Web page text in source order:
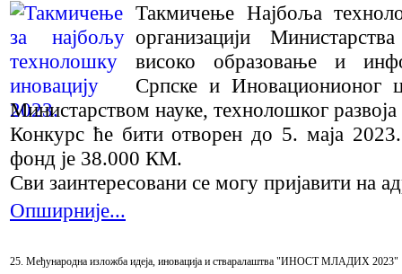
Такмичење Најбоља
организацији
високо образовање и
Српске и Иновационионог
Министарством науке, технолошког
Конкурс ће бити отворен до 5. маја
фонд је 38.000 КМ.
Сви заинтересовани се могу пријавити на
Опширније...
25. Међународна изложба идеја, иновација и стваралаштва "ИНОСТ МЛАДИХ 2023"